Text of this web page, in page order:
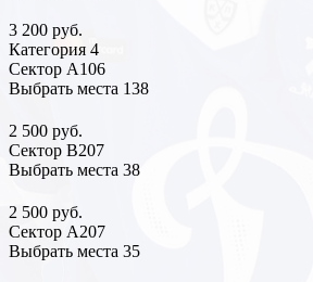
3 200 руб.
Категория 4
Сектор А106
Выбрать места 138
2 500 руб.
Сектор В207
Выбрать места 38
2 500 руб.
Сектор А207
Выбрать места 35